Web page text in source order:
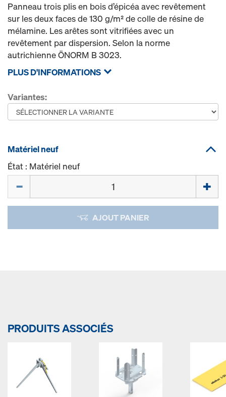
Panneau trois plis en bois d’épicéa avec revêtement
sur les deux faces de 130 g/m² de colle de résine de
mélamine. Les arêtes sont vitrifiées avec un
revêtement par dispersion. Selon la norme
autrichienne ÖNORM B 3023.
PLUS D'INFORMATIONS
Variantes:
Matériel neuf
État : Matériel neuf
AJOUT PANIER
PRODUITS ASSOCIÉS